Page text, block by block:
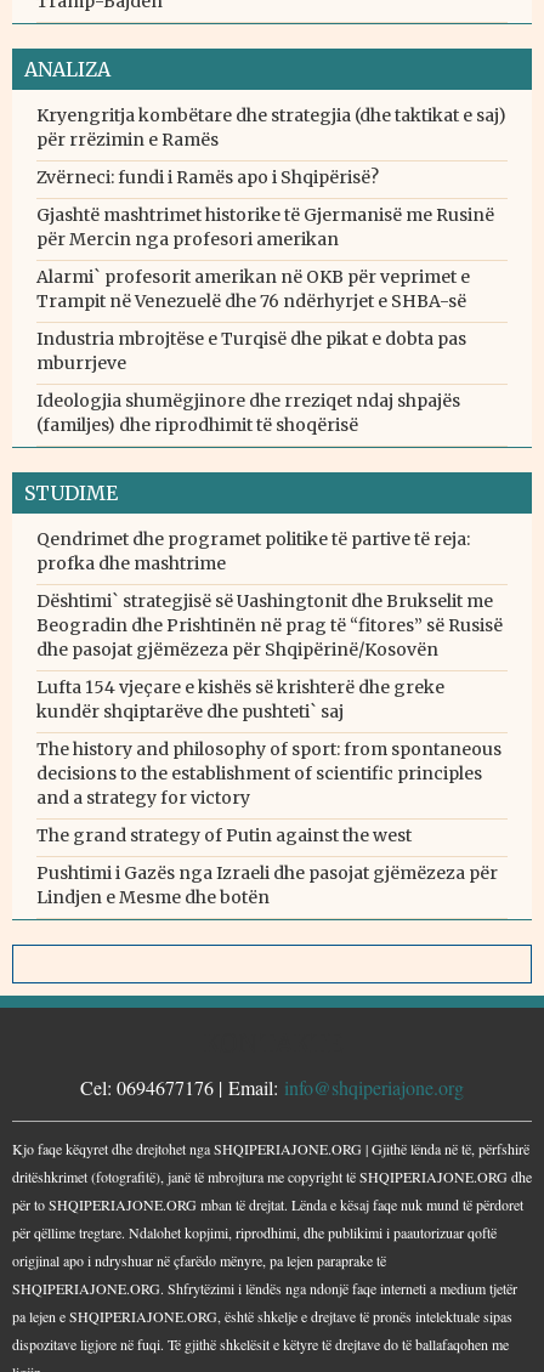
ANALIZA
Kryengritja kombëtare dhe strategjia (dhe taktikat e saj)
për rrëzimin e Ramës
Zvërneci: fundi i Ramës apo i Shqipërisë?
Gjashtë mashtrimet historike të Gjermanisë me Rusinë
për Mercin nga profesori amerikan
Alarmi` profesorit amerikan në OKB për veprimet e
Trampit në Venezuelë dhe 76 ndërhyrjet e SHBA-së
Industria mbrojtëse e Turqisë dhe pikat e dobta pas
mburrjeve
Ideologjia shumëgjinore dhe rreziqet ndaj shpajës
(familjes) dhe riprodhimit të shoqërisë
STUDIME
Qendrimet dhe programet politike të partive të reja:
profka dhe mashtrime
Dështimi` strategjisë së Uashingtonit dhe Brukselit me
Beogradin dhe Prishtinën në prag të “fitores” së Rusisë
dhe pasojat gjëmëzeza për Shqipërinë/Kosovën
Lufta 154 vjeçare e kishës së krishterë dhe greke
kundër shqiptarëve dhe pushteti` saj
The history and philosophy of sport: from spontaneous
decisions to the establishment of scientific principles
and a strategy for victory
The grand strategy of Putin against the west
Pushtimi i Gazës nga Izraeli dhe pasojat gjëmëzeza për
Lindjen e Mesme dhe botën
Cel: 0694677176 | Email: info@shqiperiajone.org
Kjo faqe këqyret dhe drejtohet nga SHQIPERIAJONE.ORG | Gjithë lënda në të, përfshirë
dritëshkrimet (fotografitë), janë të mbrojtura me copyright të SHQIPERIAJONE.ORG dhe
për to SHQIPERIAJONE.ORG mban të drejtat. Lënda e kësaj faqe nuk mund të përdoret
për qëllime tregtare. Ndalohet kopjimi, riprodhimi, dhe publikimi i paautorizuar qoftë
origjinal apo i ndryshuar në çfarëdo mënyre, pa lejen paraprake të
SHQIPERIAJONE.ORG. Shfrytëzimi i lëndës nga ndonjë faqe interneti a medium tjetër
pa lejen e SHQIPERIAJONE.ORG, është shkelje e drejtave të pronës intelektuale sipas
dispozitave ligjore në fuqi. Të gjithë shkelësit e këtyre të drejtave do të ballafaqohen me